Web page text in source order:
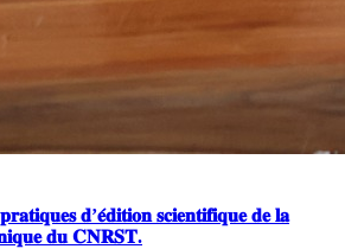
𝐝’𝐞́𝐝𝐢𝐭𝐢𝐨𝐧 𝐬𝐜𝐢𝐞𝐧𝐭𝐢𝐟𝐢𝐪𝐮𝐞 𝐝𝐞 𝐥𝐚
𝐝𝐮 𝐂𝐍𝐑𝐒𝐓.